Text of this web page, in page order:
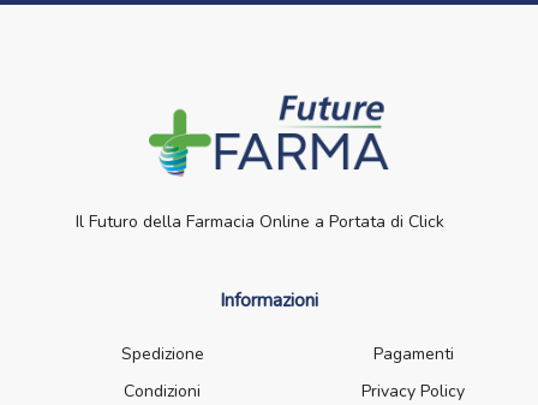
Il Futuro della Farmacia Online a Portata di Click
Informazioni
Spedizione
Pagamenti
Condizioni
Privacy Policy